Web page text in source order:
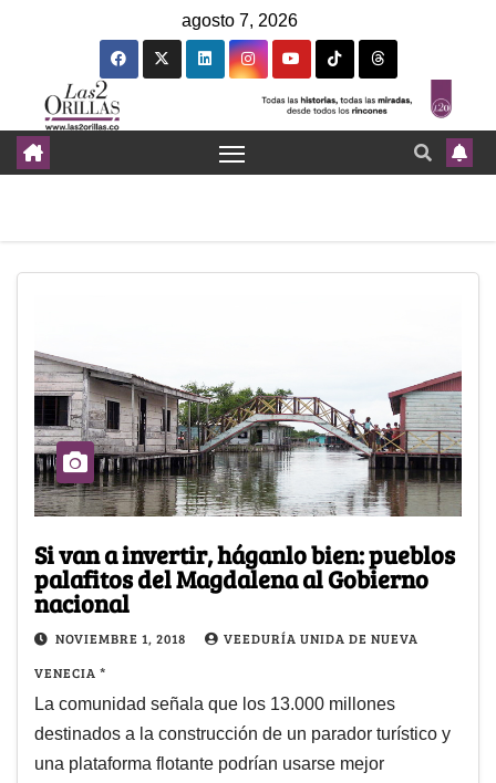
agosto 7, 2026
Si van a invertir, háganlo bien: pueblos
palafitos del Magdalena al Gobierno
nacional
NOVIEMBRE 1, 2018
VEEDURÍA UNIDA DE NUEVA
VENECIA *
La comunidad señala que los 13.000 millones
destinados a la construcción de un parador turístico y
una plataforma flotante podrían usarse mejor